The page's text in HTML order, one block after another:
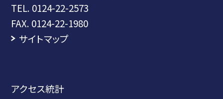
TEL. 0124-22-2573
FAX. 0124-22-1980
サイトマップ
アクセス統計